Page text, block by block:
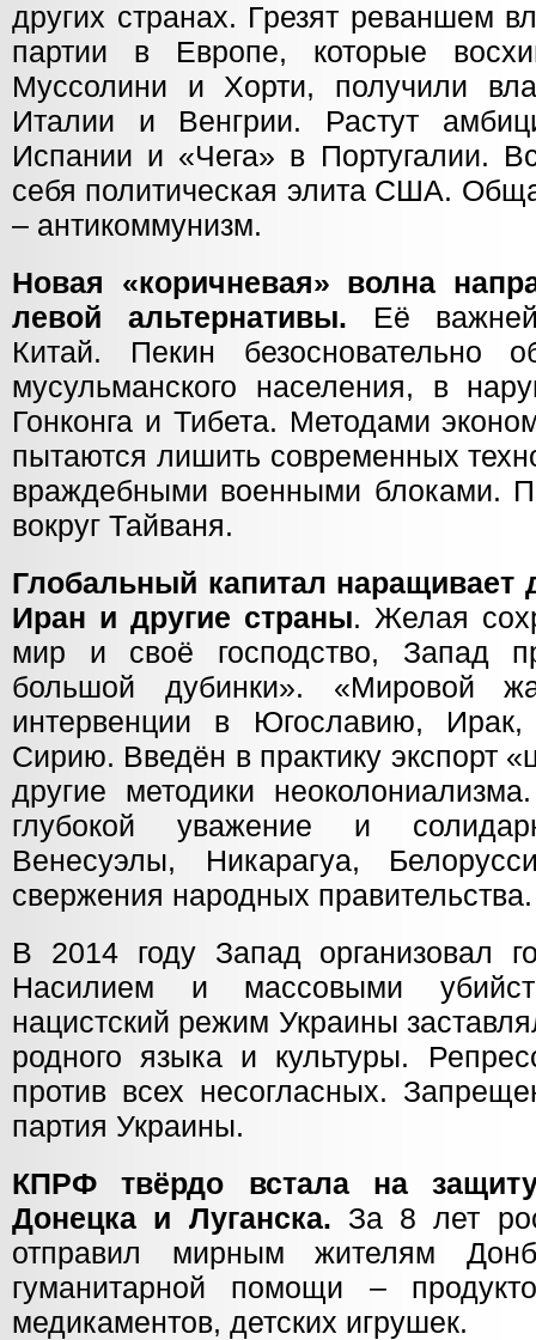
других странах. Грезят реваншем
партии в Европе, которые
Муссолини и Хорти, получили
Италии и Венгрии. Растут
Испании и «Чега» в Португалии.
себя политическая элита США.
– антикоммунизм.
Новая «коричневая» волна
левой альтернативы. Её
Китай. Пекин безосновательно
мусульманского населения, в
Гонконга и Тибета. Методами
пытаются лишить современных
враждебными военными блоками.
вокруг Тайваня.
Глобальный капитал наращивает
Иран и другие страны. Желая
мир и своё господство, Запад
большой дубинки». «Мировой
интервенции в Югославию,
Сирию. Введён в практику экспорт
другие методики
глубокой уважение и
Венесуэлы, Никарагуа,
свержения народных правительства.
В 2014 году Запад организовал
Насилием и массовыми
нацистский режим Украины
родного языка и культуры.
против всех несогласных.
партия Украины.
КПРФ твёрдо встала на
Донецка и Луганска. За 8 лет
отправил мирным жителям
гуманитарной помощи –
медикаментов, детских игрушек.